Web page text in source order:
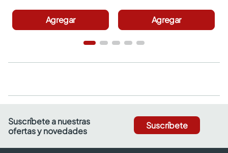
Agregar Agregar
Suscríbete a nuestras
ofertas y novedades
Suscríbete